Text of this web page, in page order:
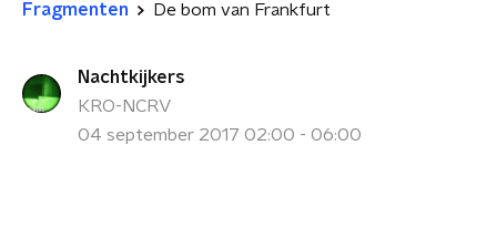
Fragmenten De bom van Frankfurt
Nachtkijkers
KRO-NCRV
04 september 2017 02:00 - 06:00